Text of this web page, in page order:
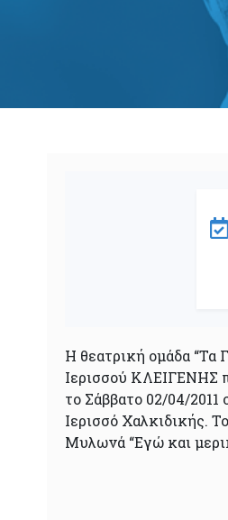
Η θεατρική ομάδα “Τα
Ιερισσού ΚΛΕΙΓΕΝΗΣ
το Σάββατο 02/04/2011
Ιερισσό Χαλκιδικής.
Μυλωνά “Εγώ και